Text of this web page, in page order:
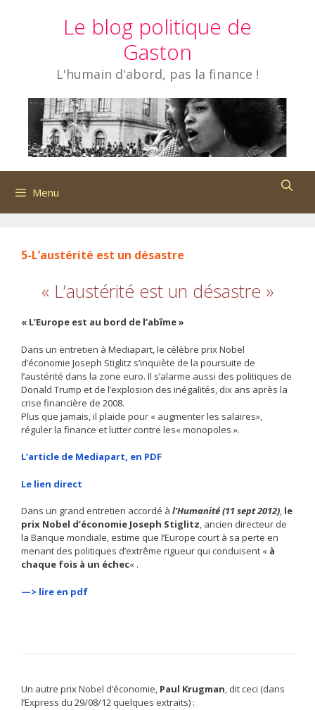
Le blog politique de
Gaston
L'humain d'abord, pas la finance !
Menu
5-L’austérité est un désastre
« L’austérité est un désastre »
« L’Europe est au bord de l’abîme »
Dans un entretien à Mediapart, le célèbre prix Nobel
d’économie Joseph Stiglitz s’inquiète de la poursuite de
l’austérité dans la zone euro. Il s’alarme aussi des politiques de
Donald Trump et de l’explosion des inégalités, dix ans après la
crise financière de 2008.
Plus que jamais, il plaide pour « augmenter les salaires»,
réguler la finance et lutter contre les« monopoles ».
L’article de Mediapart, en PDF
Le lien direct
Dans un grand entretien accordé à l’Humanité (11 sept 2012), le
prix Nobel d’économie Joseph Stiglitz, ancien directeur de
la Banque mondiale, estime que l’Europe court à sa perte en
menant des politiques d’extrême rigueur qui conduisent « à
chaque fois à un échec« .
—> lire en pdf
Un autre prix Nobel d’économie, Paul Krugman, dit ceci (dans
l’Express du 29/08/12 quelques extraits) :